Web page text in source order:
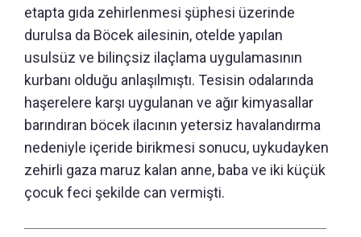
etapta gıda zehirlenmesi şüphesi üzerinde
durulsa da Böcek ailesinin, otelde yapılan
usulsüz ve bilinçsiz ilaçlama uygulamasının
kurbanı olduğu anlaşılmıştı. Tesisin odalarında
haşerelere karşı uygulanan ve ağır kimyasallar
barındıran böcek ilacının yetersiz havalandırma
nedeniyle içeride birikmesi sonucu, uykudayken
zehirli gaza maruz kalan anne, baba ve iki küçük
çocuk feci şekilde can vermişti.